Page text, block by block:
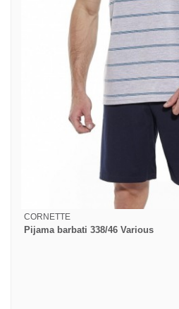
CORNETTE
Pijama barbati 338/46 Various